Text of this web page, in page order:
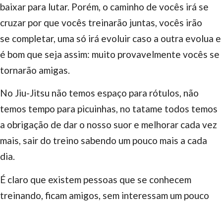
baixar para lutar. Porém, o caminho de vocês irá se
cruzar por que vocês treinarão juntas, vocês irão
se completar, uma só irá evoluir caso a outra evolua e
é bom que seja assim: muito provavelmente vocês se
tornarão amigas.
No Jiu-Jitsu não temos espaço para rótulos, não
temos tempo para picuinhas, no tatame todos temos
a obrigação de dar o nosso suor e melhorar cada vez
mais, sair do treino sabendo um pouco mais a cada
dia.
É claro que existem pessoas que se conhecem
treinando, ficam amigos, sem interessam um pouco